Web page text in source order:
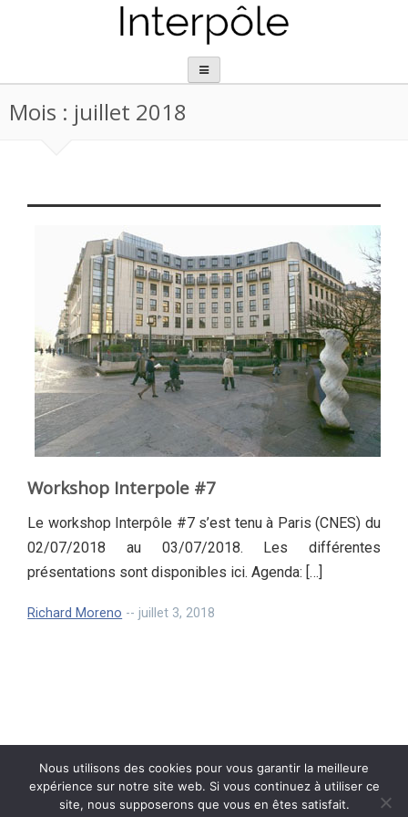
Mois : juillet 2018
Workshop Interpole #7
Le workshop Interpôle #7 s’est tenu à Paris (CNES) du
02/07/2018 au 03/07/2018. Les différentes
présentations sont disponibles ici. Agenda: […]
Richard Moreno -- juillet 3, 2018
Nous utilisons des cookies pour vous garantir la meilleure
expérience sur notre site web. Si vous continuez à utiliser ce
site, nous supposerons que vous en êtes satisfait.